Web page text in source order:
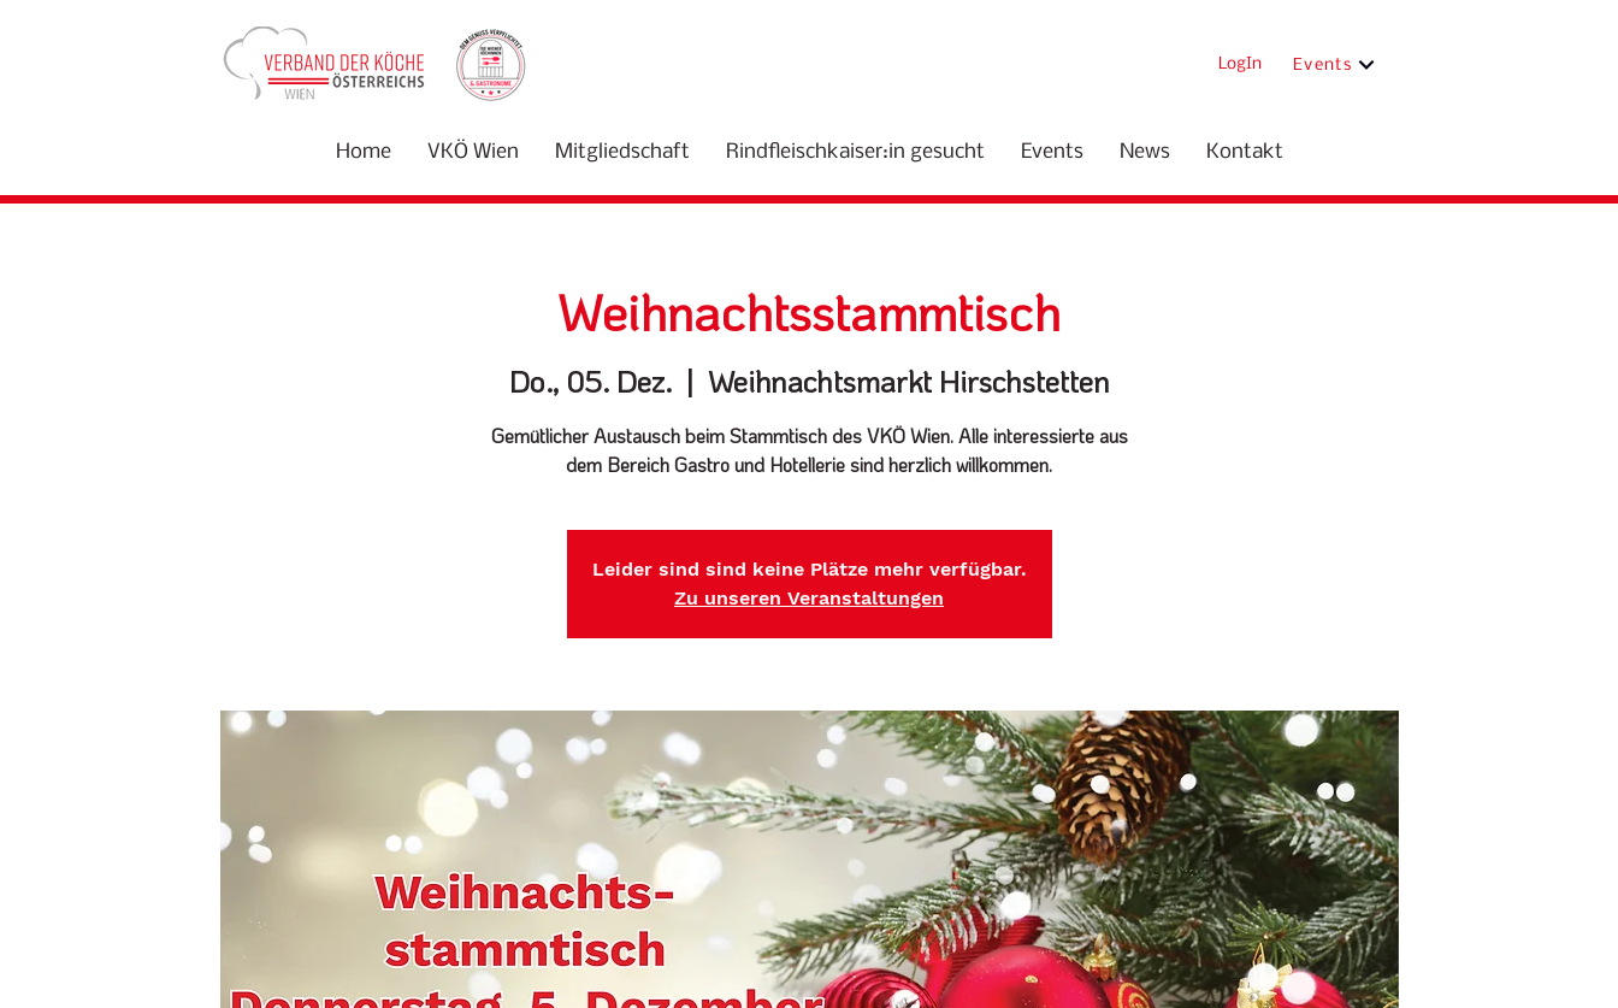
LogIn Events
Home VKÖ Wien Mitgliedschaft Rindfleischkaiser:in gesucht Events News Kontakt
Weihnachtsstammtisch
Do., 05. Dez.
  |
Weihnachtsmarkt Hirschstetten
Gemütlicher Austausch beim Stammtisch des VKÖ Wien. Alle interessierte aus
dem Bereich Gastro und Hotellerie sind herzlich willkommen.
Leider sind sind keine Plätze mehr verfügbar.
Zu unseren Veranstaltungen